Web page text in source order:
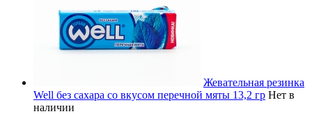
Жевательная резинка
Well без сахара со вкусом перечной мяты 13,2 гр Нет в
наличии